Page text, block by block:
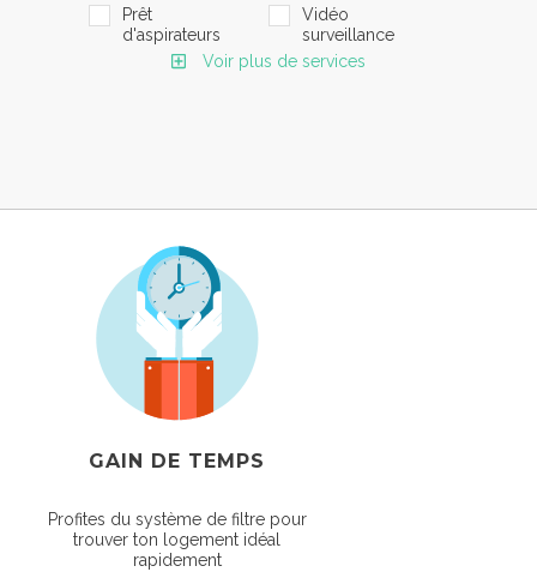
Prêt
d'aspirateurs
Vidéo
surveillance
Voir plus de services
GAIN DE TEMPS
Profites du système de filtre pour
trouver ton logement idéal
rapidement